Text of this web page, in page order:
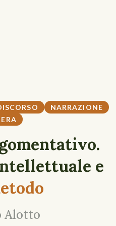
NARRAZIONE
e
Alotto